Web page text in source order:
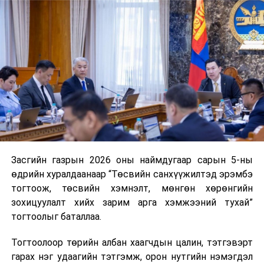
ирүүлсэн бол Аюулгүй байдал, гадаад бодлогын
байнгын хороо 7 хоногийн дотор хуралдаанаараа
хэлэлцэж санал, дүгнэлт гаргах дэгтэй. Энэ сарын
06-ны өдөр Засгийн газраас уг саналыг ирүүлсэн
болохыг Г.Тэмүүлэн дарга хуралдаанд танилцуулав.
Улсын Их Хурлын гишүүн, Засгийн газрын гишүүн,
Гадаад харилцааны сайд Б.Батцэцэг хуралдаанд
холбогдох танилцуулгыг хийлээ. Монгол Улсын
Засгийн газрын 2024-2028 оны үйл ажиллагааны
хотод Монгол Улсын Ерөнхий консулын газар нээн
ажиллуулах асуудлаар холбогдох судалгааг хийжээ.
Засгийн газар энэ оны 03 дугаар сарын 25-ны өдрийн
хуралдаанаар уг саналыг хэлэлцэн дэмжсэн бөгөөд
холбогдох зардлыг Гадаад харилцааны яамны
батлагдсан төсвийн багцад багтаан санхүүжүүлэхээр
Засгийн газрын 2026 оны наймдугаар сарын 5-ны
өдрийн хуралдаанаар “Төсвийн санхүүжилтэд эрэмбэ
тогтоож, төсвийн хэмнэлт, мөнгөн хөрөнгийн
зохицуулалт хийх зарим арга хэмжээний тухай”
тогтоолыг баталлаа.
Тогтоолоор төрийн албан хаагчдын цалин, тэтгэвэрт
гарах нэг удаагийн тэтгэмж, орон нутгийн нэмэгдэл